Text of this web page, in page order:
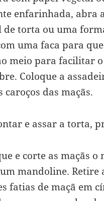
enfarinhada, abra
de torta ou uma
uma faca para
meio para facilitar
Coloque a
caroços das maçãs.
e assar a torta,
e corte as maçãs
mandoline. Retire
fatias de maçã em